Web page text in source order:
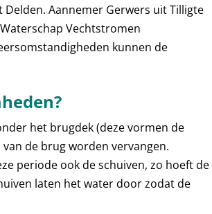
Aannemer Gerwers uit Tilligte
Vechtstromen
kunnen de
het brugdek (deze vormen de
de brug worden vervangen.
periode ook de schuiven, zo hoeft de
laten het water door zodat de